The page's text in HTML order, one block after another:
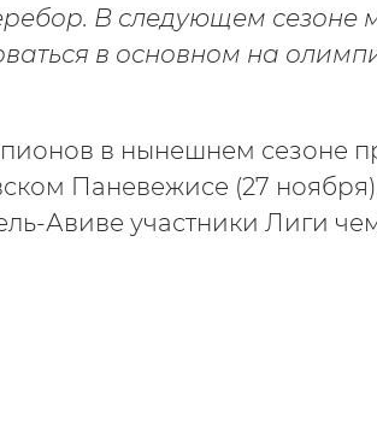
В следующем
в основном на
в нынешнем сезоне
Паневежисе (27
Авиве участники Лиги